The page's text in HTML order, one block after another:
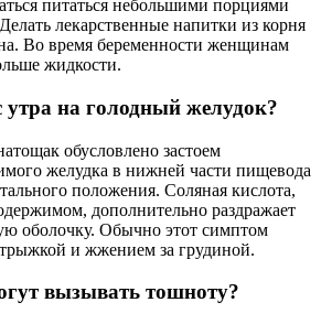
питаться небольшими порциями
лекарственные напитки из корня
Во время беременности женщинам
жидкости.
на голодный желудок?
обусловлено застоем
желудка в нижней части пищевода
положения. Соляная кислота,
дополнительно раздражает
оболочку. Обычно этот симптом
и жжением за грудиной.
вызывать тошноту?